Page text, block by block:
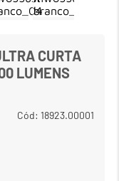
CURTA
LUMENS
Cód: 18923.00001